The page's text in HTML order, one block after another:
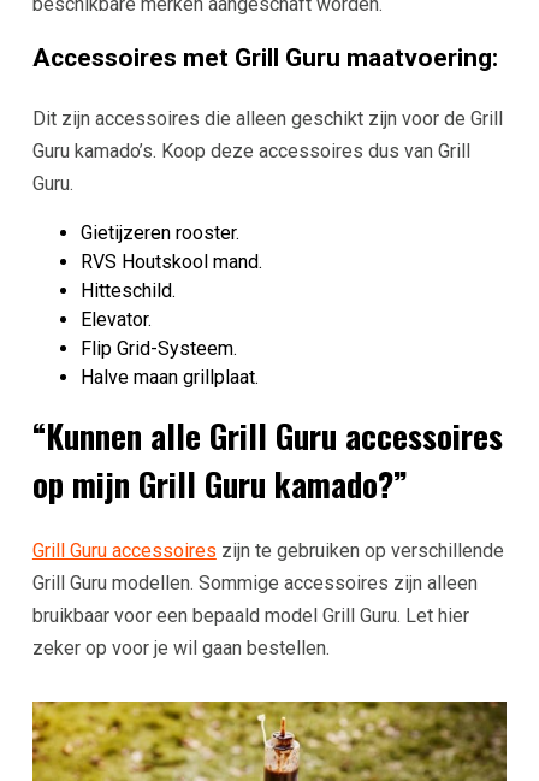
Accessoires met Grill Guru maatvoering:
Dit zijn accessoires die alleen geschikt zijn voor de Grill
Guru kamado’s. Koop deze accessoires dus van Grill
Guru.
Gietijzeren rooster.
RVS Houtskool mand.
Hitteschild.
Elevator.
Flip Grid-Systeem.
Halve maan grillplaat.
“Kunnen alle Grill Guru accessoires
op mijn Grill Guru kamado?”
Grill Guru accessoires zijn te gebruiken op verschillende
Grill Guru modellen. Sommige accessoires zijn alleen
bruikbaar voor een bepaald model Grill Guru. Let hier
zeker op voor je wil gaan bestellen.